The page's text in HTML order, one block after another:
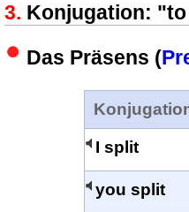
Konjugation:
Das Präsens (
I split
you split